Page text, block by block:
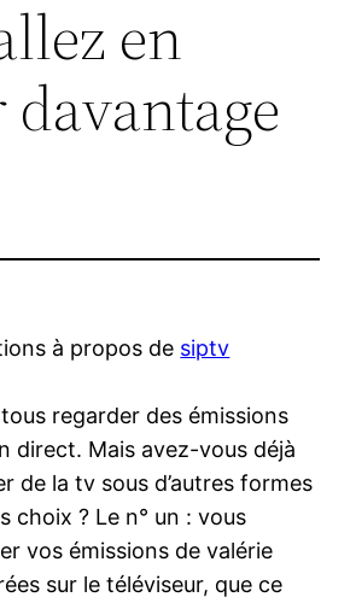
en
à propos de siptv
regarder des émissions
direct. Mais avez-vous déjà
de la tv sous d’autres formes
choix ? Le n° un : vous
vos émissions de valérie
sur le téléviseur, que ce